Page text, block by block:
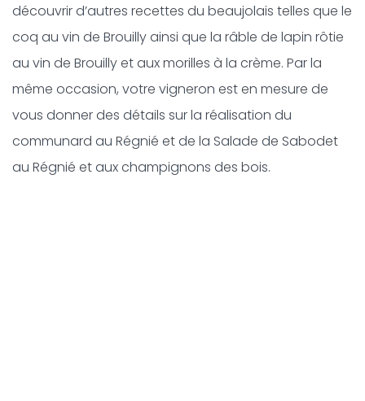
découvrir d’autres recettes du beaujolais telles que le
coq au vin de Brouilly ainsi que la râble de lapin rôtie
au vin de Brouilly et aux morilles à la crème. Par la
même occasion, votre vigneron est en mesure de
vous donner des détails sur la réalisation du
communard au Régnié et de la Salade de Sabodet
au Régnié et aux champignons des bois.